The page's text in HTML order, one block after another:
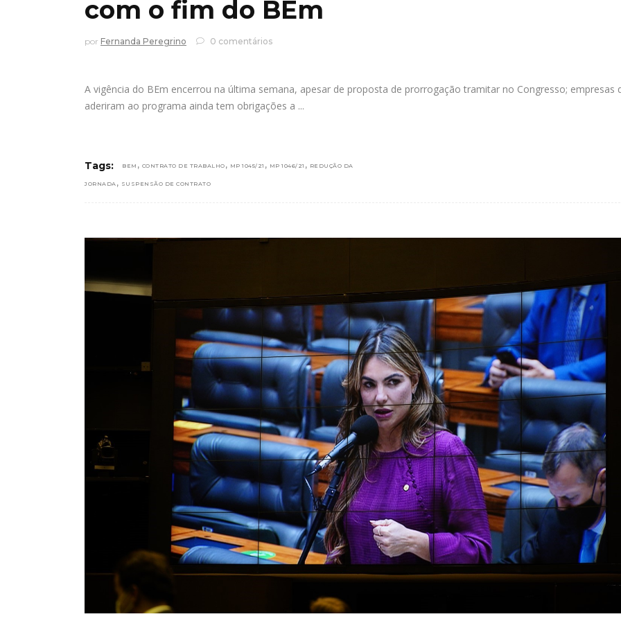
com o fim do BEm
por Fernanda Peregrino 0 comentários
A vigência do BEm encerrou na última semana, apesar de proposta de prorrogação tramitar no Congresso; empresas
aderiram ao programa ainda tem obrigações a
Tags: BEM , CONTRATO DE TRABALHO , MP 1045/21 , MP 1046/21 , REDUÇÃO DA
JORNADA , SUSPENSÃO DE CONTRATO